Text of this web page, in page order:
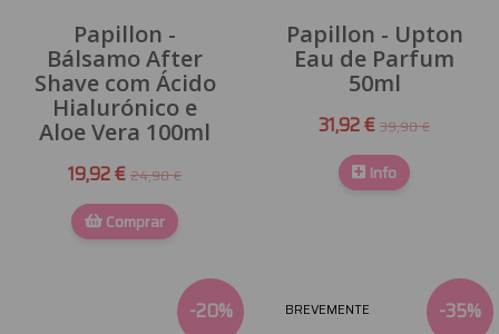
Papillon -
Bálsamo After
Shave com Ácido
Hialurónico e
Aloe Vera 100ml
19,92 € 24,90 €
Comprar
Papillon - Upton
Eau de Parfum
50ml
31,92 € 39,90 €
Info
-20% -35%
BREVEMENTE